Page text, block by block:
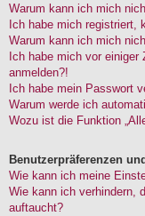
Warum kann ich mich
Ich habe mich registriert,
Warum kann ich mich
Ich habe mich vor
anmelden?!
Ich habe mein Passwort
Warum werde ich
Wozu ist die Funktion
Benutzerpräferenzen
Wie kann ich meine
Wie kann ich verhindern,
auftaucht?